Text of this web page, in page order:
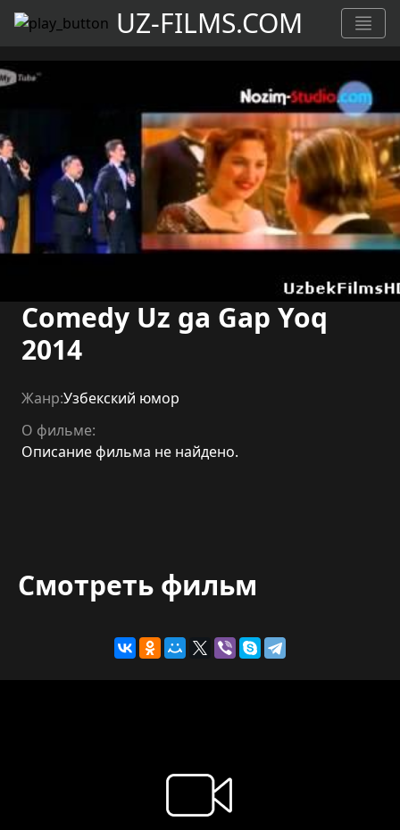
UZ-FILMS.COM
Comedy Uz ga Gap Yoq
2014
Жанр:Узбекский юмор
О фильме:
Описание фильма не найдено.
Смотреть фильм